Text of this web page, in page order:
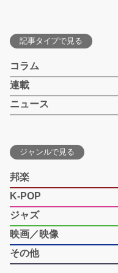
記事タイプで見る
コラム
連載
ニュース
ジャンルで見る
邦楽
K-POP
ジャズ
映画／映像
その他